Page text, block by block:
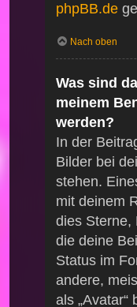
phpBB.de
Nach oben
Was sind
meinem
werden?
In der
Bilder bei
stehen.
mit deinem
dies Sterne,
die deine
Status im
andere,
als „Avatar“